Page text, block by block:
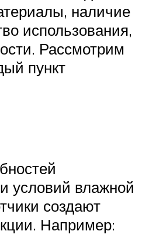
наличие
использования,
Рассмотрим
пункт
условий влажной
создают
Например: